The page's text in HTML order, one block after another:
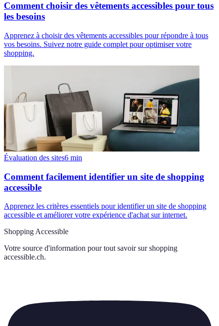
Comment choisir des vêtements accessibles pour tous
les besoins
Apprenez à choisir des vêtements accessibles pour répondre à tous
vos besoins. Suivez notre guide complet pour optimiser votre
shopping.
Évaluation des sites6 min
Comment facilement identifier un site de shopping
accessible
Apprenez les critères essentiels pour identifier un site de shopping
accessible et améliorer votre expérience d'achat sur internet.
Shopping Accessible
Votre source d'information pour tout savoir sur shopping
accessible.ch.